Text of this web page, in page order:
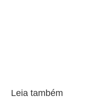
Leia também